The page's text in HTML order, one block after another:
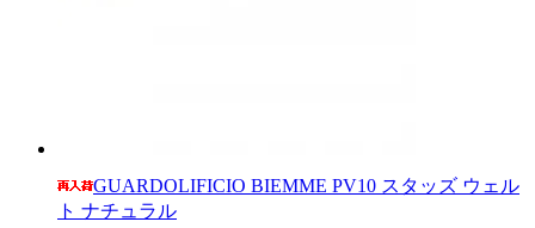
GUARDOLIFICIO BIEMME PV10 スタッズ ウェル
ト ナチュラル